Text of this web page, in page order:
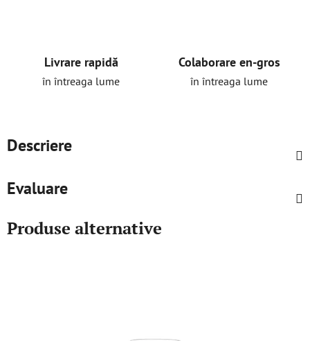
Livrare rapidă
în întreaga lume
Colaborare en-gros
în întreaga lume
Descriere
Evaluare
Produse alternative